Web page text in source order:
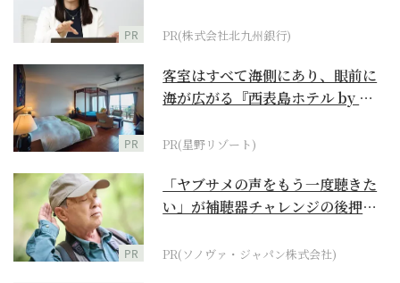
PR PR(株式会社北九州銀行)
PR
客室はすべて海側にあり、眼前に
海が広がる『西表島ホテル by 星
PR(星野リゾート)
PR
「ヤブサメの声をもう一度聴きた
い」が補聴器チャレンジの後押し
PR(ソノヴァ・ジャパン株式会社)